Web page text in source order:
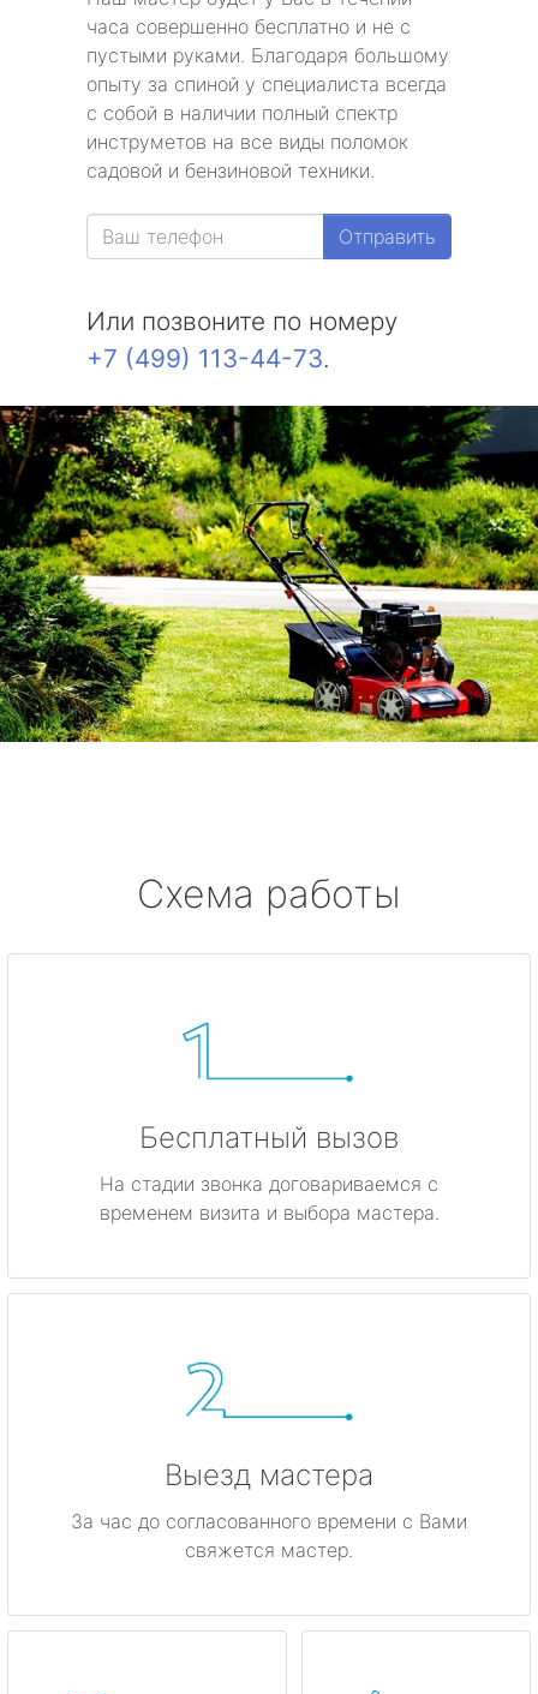
часа совершенно бесплатно и не с
пустыми руками. Благодаря большому
опыту за спиной у специалиста всегда
с собой в наличии полный спектр
инструметов на все виды поломок
садовой и бензиновой техники.
Отправить
Или позвоните по номеру
+7 (499) 113-44-73.
Схема работы
Бесплатный вызов
На стадии звонка договариваемся с
временем визита и выбора мастера.
Выезд мастера
За час до согласованного времени с Вами
свяжется мастер.